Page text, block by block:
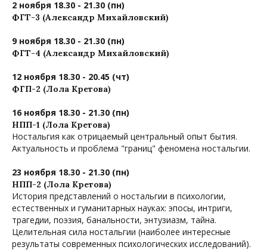
2 ноября 18.30 - 21.30 (пн)
ФГТ-3 (Александр Михайловский)
9 ноября 18.30 - 21.30 (пн)
ФГТ-4 (Александр Михайловский)
12 ноября 18.30 - 20.45 (чт)
ФГП-2 (Лола Кретова)
16 ноября 18.30 - 21.30 (пн)
НПП-1 (Лола Кретова)
Ностальгия как отрицаемый центральный опыт бытия.
Актуальность и проблема "границ" феномена ностальгии.
23 ноября 18.30 - 21.30 (пн)
НПП-2 (Лола Кретова)
История представлений о ностальгии в психологии,
естественных и гуманитарных науках: эпосы, интриги,
трагедии, поэзия, банальности, энтузиазм, тайна.
Целительная сила ностальгии (наиболее интересные
результаты современных психологических исследований).